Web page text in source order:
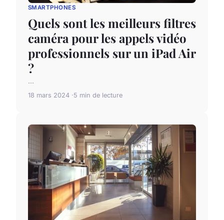
SMARTPHONES
Quels sont les meilleurs filtres
caméra pour les appels vidéo
professionnels sur un iPad Air
?
...
18 mars 2024 5 min de lecture